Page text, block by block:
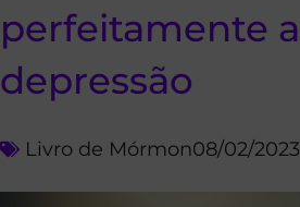
perfeitamente a
depressão
Livro de Mórmon08/02/2023